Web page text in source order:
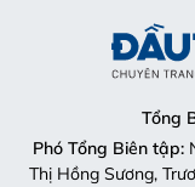
Tổng
Phó Tổng Biên tập:
Thị Hồng Sương,